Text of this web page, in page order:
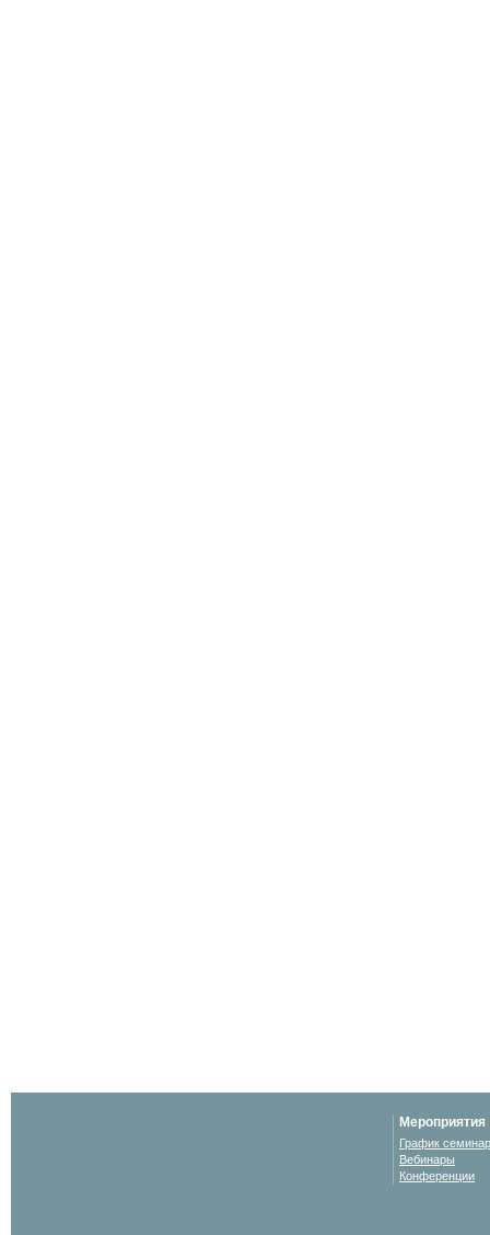
Мероприятия
График
Вебинары
Конференции